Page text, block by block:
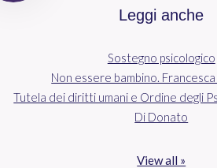
Leggi anche
Sostegno psicologico
Non essere bambino.
Tutela dei diritti umani e Ordine degli
Di Donato
View all »